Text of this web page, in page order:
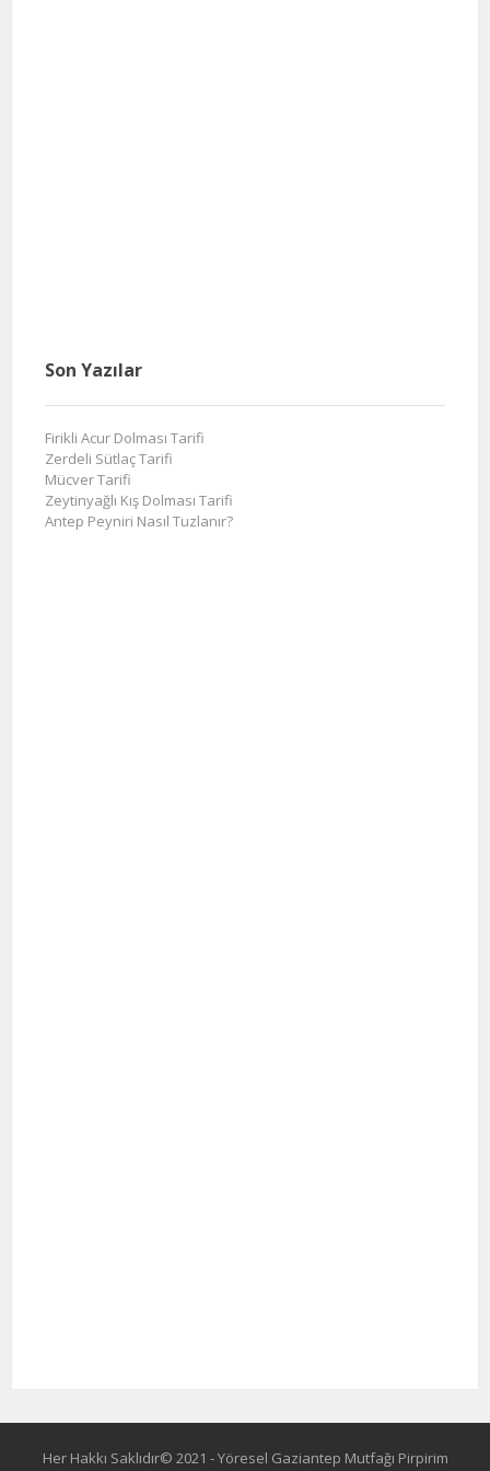
Son Yazılar
Firikli Acur Dolması Tarifi
Zerdeli Sütlaç Tarifi
Mücver Tarifi
Zeytinyağlı Kış Dolması Tarifi
Antep Peyniri Nasıl Tuzlanır?
Her Hakkı Saklıdır© 2021 - Yöresel Gaziantep Mutfağı Pirpirim